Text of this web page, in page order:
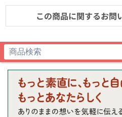
この商品に関するお問